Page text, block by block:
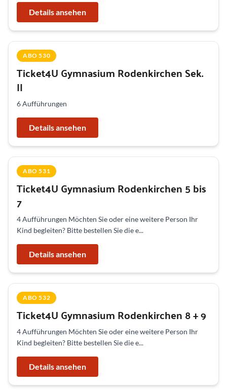
Details ansehen
ABO 530
Ticket4U Gymnasium Rodenkirchen Sek.
II
6 Aufführungen
Details ansehen
ABO 531
Ticket4U Gymnasium Rodenkirchen 5 bis
7
4 Aufführungen Möchten Sie oder eine weitere Person Ihr
Kind begleiten? Bitte bestellen Sie die e...
Details ansehen
ABO 532
Ticket4U Gymnasium Rodenkirchen 8 + 9
4 Aufführungen Möchten Sie oder eine weitere Person Ihr
Kind begleiten? Bitte bestellen Sie die e...
Details ansehen